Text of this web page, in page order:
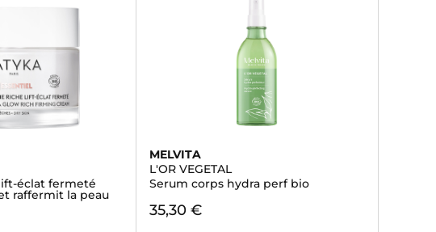
éclat fermeté
raffermit la peau
MELVITA
L'OR VEGETAL
Serum corps hydra perf bio
35,30 €